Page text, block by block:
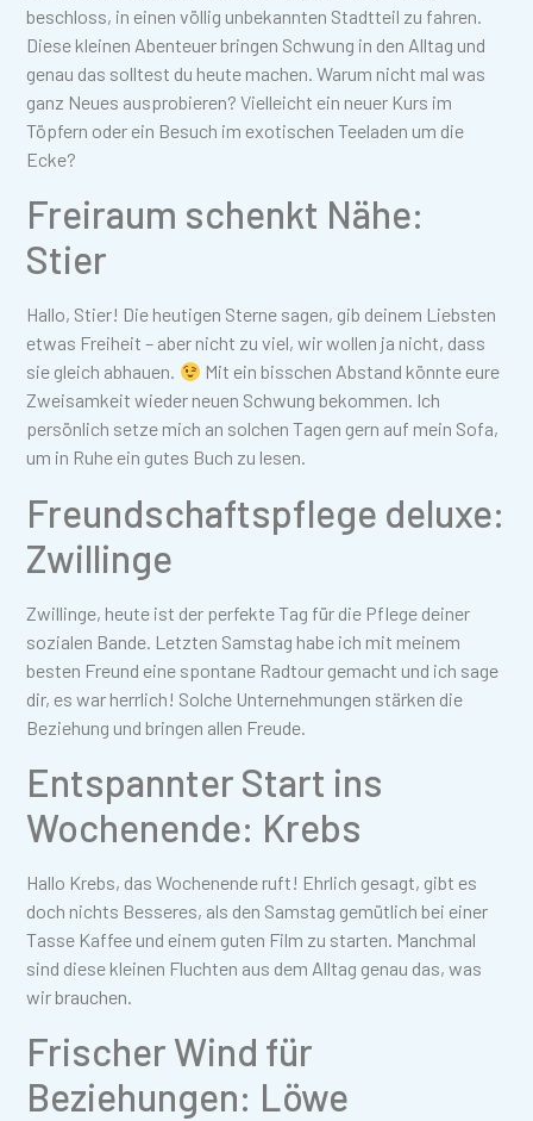
beschloss, in einen völlig unbekannten Stadtteil zu fahren.
Diese kleinen Abenteuer bringen Schwung in den Alltag und
genau das solltest du heute machen. Warum nicht mal was
ganz Neues ausprobieren? Vielleicht ein neuer Kurs im
Töpfern oder ein Besuch im exotischen Teeladen um die
Ecke?
Freiraum schenkt Nähe:
Stier
Hallo, Stier! Die heutigen Sterne sagen, gib deinem Liebsten
etwas Freiheit – aber nicht zu viel, wir wollen ja nicht, dass
sie gleich abhauen.
Mit ein bisschen Abstand könnte eure
Zweisamkeit wieder neuen Schwung bekommen. Ich
persönlich setze mich an solchen Tagen gern auf mein Sofa,
um in Ruhe ein gutes Buch zu lesen.
Freundschaftspflege deluxe:
Zwillinge
Zwillinge, heute ist der perfekte Tag für die Pflege deiner
sozialen Bande. Letzten Samstag habe ich mit meinem
besten Freund eine spontane Radtour gemacht und ich sage
dir, es war herrlich! Solche Unternehmungen stärken die
Beziehung und bringen allen Freude.
Entspannter Start ins
Wochenende: Krebs
Hallo Krebs, das Wochenende ruft! Ehrlich gesagt, gibt es
doch nichts Besseres, als den Samstag gemütlich bei einer
Tasse Kaffee und einem guten Film zu starten. Manchmal
sind diese kleinen Fluchten aus dem Alltag genau das, was
wir brauchen.
Frischer Wind für
Beziehungen: Löwe